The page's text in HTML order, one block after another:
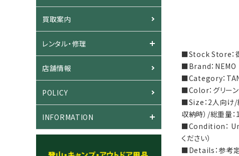
■Stock Store：
■Brand：
■Category：TANI
■Color：グリー
■Size：2人向け
収納時）/総重量
■Condition：
ください）
■Details：参考定
買取案内
レンタル・修理
店舗情報
POLICY
INFORMATION